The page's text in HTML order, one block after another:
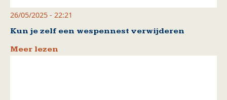
26/05/2025 - 22:21
Kun je zelf een wespennest verwijderen
Meer lezen